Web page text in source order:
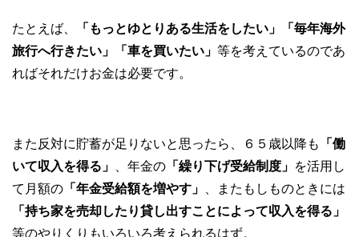
たとえば、
「もっとゆとりある生活をしたい」「毎年海外
旅行へ行きたい」「車を買いたい」 等を考えているのであ
ればそれだけお金は必要です。
また反対に貯蓄が足りないと思ったら、６５歳以降も
「働
いて収入を得る」
、年金の 「繰り下げ受給制度」 を活用し
て月額の 「年金受給額を増やす」
、またもしものときには
「持ち家を売却したり貸し出すことによって収入を得る」
等のやりくりもいろいろ考えられるはず。